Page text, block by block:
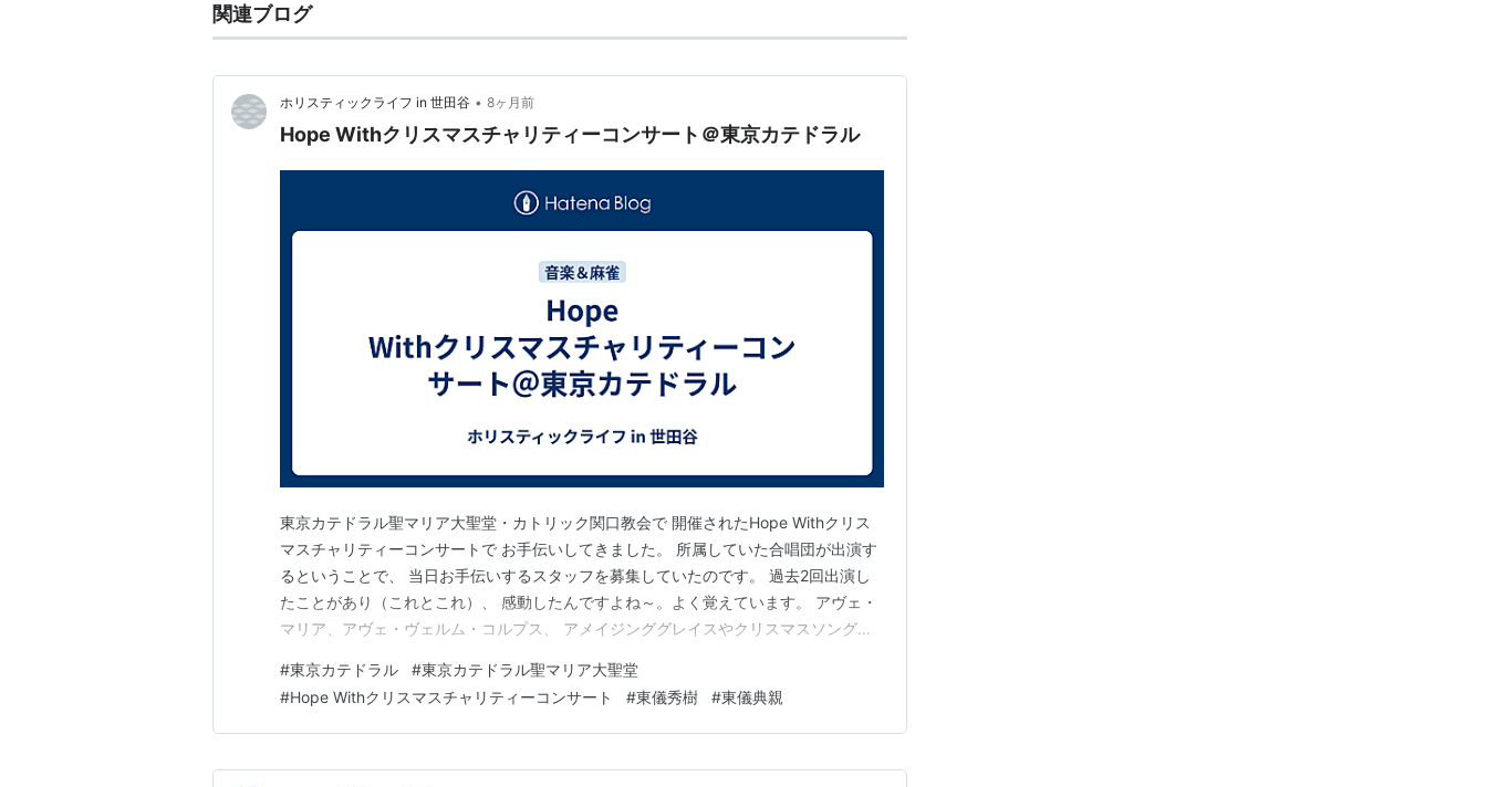
関連ブログ
ホリスティックライフ in 世田谷 • 8ヶ月前
Hope Withクリスマスチャリティーコンサート＠東京カテドラル
東京カテドラル聖マリア大聖堂・カトリック関口教会で 開催されたHope Withクリス
マスチャリティーコンサートで お手伝いしてきました。 所属していた合唱団が出演す
るということで、 当日お手伝いするスタッフを募集していたのです。 過去2回出演し
たことがあり（これとこれ）、 感動したんですよね～。よく覚えています。 アヴェ・
マリア、アヴェ・ヴェルム・コルプス、 アメイジンググレイスやクリスマスソングな
親さんの親子が しちりきとピアノで、東儀さんのオリジナル曲や ハナミズキ、アヴ
ェ・マリア、枯葉など、 幅広いジャンル…
#東京カテドラル #東京カテドラル聖マリア大聖堂
#Hope Withクリスマスチャリティーコンサート #東儀秀樹 #東儀典親